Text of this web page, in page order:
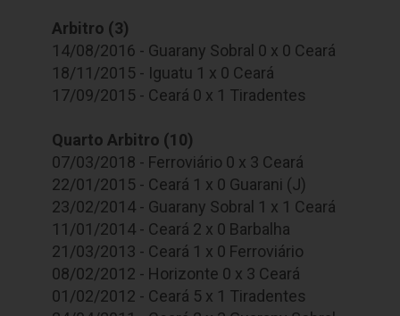
Arbitro (3)
14/08/2016 - Guarany Sobral 0 x 0 Ceará
18/11/2015 - Iguatu 1 x 0 Ceará
17/09/2015 - Ceará 0 x 1 Tiradentes
Quarto Arbitro (10)
07/03/2018 - Ferroviário 0 x 3 Ceará
22/01/2015 - Ceará 1 x 0 Guarani (J)
23/02/2014 - Guarany Sobral 1 x 1 Ceará
11/01/2014 - Ceará 2 x 0 Barbalha
21/03/2013 - Ceará 1 x 0 Ferroviário
08/02/2012 - Horizonte 0 x 3 Ceará
01/02/2012 - Ceará 5 x 1 Tiradentes